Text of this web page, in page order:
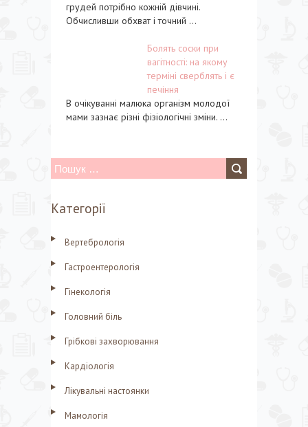
грудей потрібно кожній дівчині.
Обчисливши обхват і точний ...
Болять соски при
вагітності: на якому
терміні сверблять і є
печіння
В очікуванні малюка організм молодої
мами зазнає різні фізіологічні зміни. ...
П
ш
Категорії
Вертебрологія
Гастроентерологія
Гінекологія
Головний біль
Грібкові захворювання
Кардіологія
Лікувальні настоянки
Мамологія